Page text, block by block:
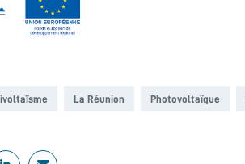
La Réunion Photovoltaïque